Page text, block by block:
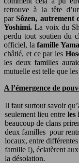
retrouve à la tête
parSôzen, autrement
Yoshimi. La voix du
perdu tout soutien du
officiel, lafamille
châtié, et ce par les
les deux familles
mutuelle est telle que
A l’émergence de
Il faut surtout savoir
seulement lieu entre les
beaucoup de clans
deux familles pour
locaux, entre
famille !), éclatèrent
la désolation.